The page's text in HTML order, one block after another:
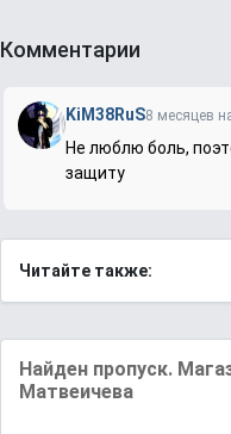
Комментарии
KiM38RuS8 месяцев
Не люблю боль,
защиту
Читайте также:
Найден пропуск.
Матвеичева